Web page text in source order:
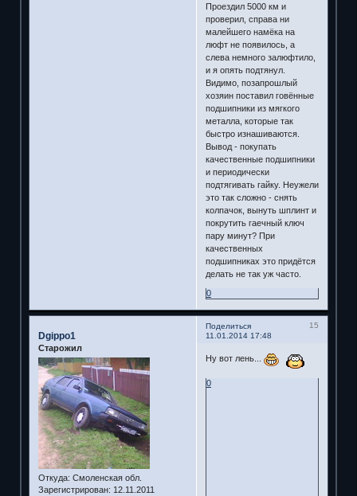
Проездил 5000 км и
проверил, справа ни
малейшего намёка на
люфт не появилось, а
слева немного залюфтило,
и я опять подтянул.
Видимо, позапрошлый
хозяин поставил говённые
подшипники из мягкого
металла, которые так
быстро изнашиваются.
Вывод - покупать
качественные подшипники
и периодически
подтягивать гайку. Неужели
это так сложно - снять
колпачок, вынуть шплинт и
покрутить гаечный ключ
пару минут? При
качественных
подшипниках это придётся
делать не так уж часто.
0
Поделиться
15
11.01.2014 17:48
Dgippo1
Старожил
Откуда: Смоленская обл.
Зарегистрирован: 12.11.2011
Ну вот лень...
0